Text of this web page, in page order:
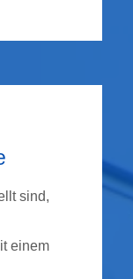
sind,
einem